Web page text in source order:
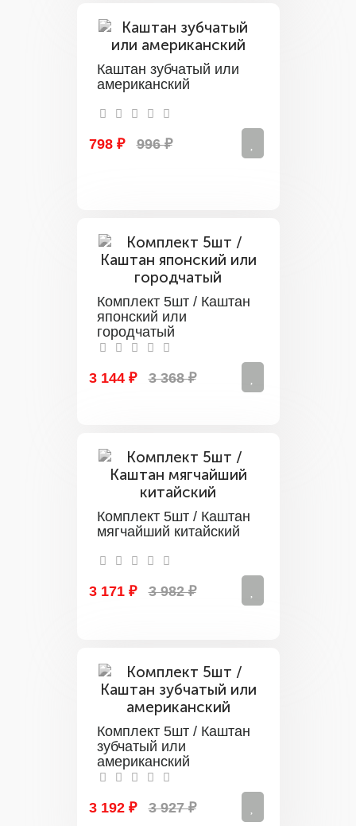
Каштан зубчатый или
американский
798 ₽ 996 ₽
Комплект 5шт / Каштан
японский или
городчатый
3 144 ₽ 3 368 ₽
Комплект 5шт / Каштан
мягчайший китайский
3 171 ₽ 3 982 ₽
Комплект 5шт / Каштан
зубчатый или
американский
3 192 ₽ 3 927 ₽